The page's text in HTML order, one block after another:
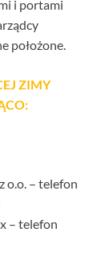
i portami
położone.
ZIMY
o.o. – telefon
– telefon